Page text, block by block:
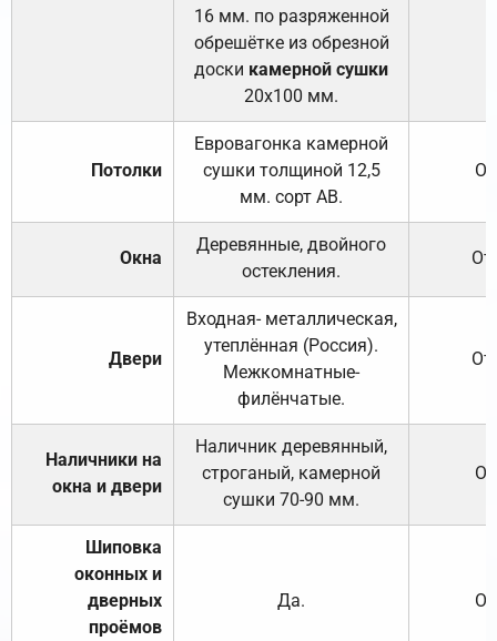
16 мм. по разряженной
обрешётке из обрезной
доски камерной сушки
20х100 мм.
Потолки
Евровагонка камерной
сушки толщиной 12,5
мм. сорт АВ.
Окна
Деревянные, двойного
остекления.
Двери
Входная- металлическая,
утеплённая (Россия).
Межкомнатные-
филёнчатые.
Наличники на
окна и двери
Наличник деревянный,
строганый, камерной
сушки 70-90 мм.
Шиповка
оконных и
дверных
проёмов
Да.